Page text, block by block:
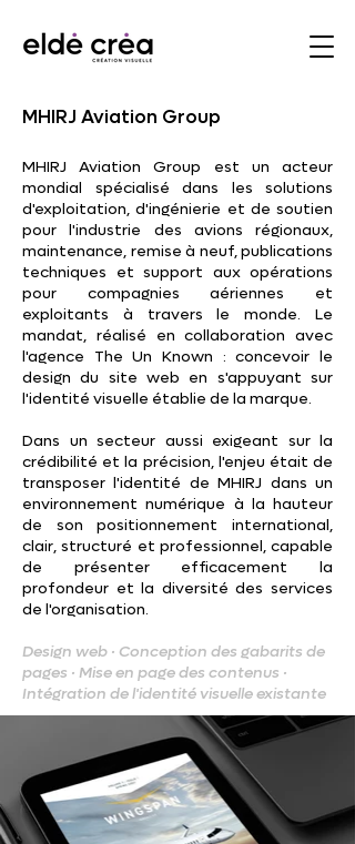
MHIRJ Aviation Group
MHIRJ Aviation Group est un acteur
mondial spécialisé dans les solutions
d'exploitation, d'ingénierie et de soutien
pour l'industrie des avions régionaux,
maintenance, remise à neuf, publications
techniques et support aux opérations
pour compagnies aériennes et
exploitants à travers le monde. Le
mandat, réalisé en collaboration avec
l'agence The Un Known : concevoir le
design du site web en s'appuyant sur
l'identité visuelle établie de la marque.
Dans un secteur aussi exigeant sur la
crédibilité et la précision, l'enjeu était de
transposer l'identité de MHIRJ dans un
environnement numérique à la hauteur
de son positionnement international,
clair, structuré et professionnel, capable
de présenter efficacement la
profondeur et la diversité des services
de l'organisation.
Design web · Conception des gabarits de
pages · Mise en page des contenus ·
Intégration de l'identité visuelle existante